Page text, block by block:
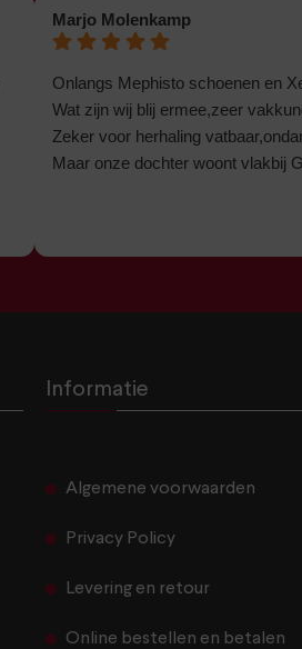
Marjo Molenkamp
Onlangs Mephisto schoenen en
Wat zijn wij blij ermee,zeer
Zeker voor herhaling
Maar onze dochter woont vlakbij
Informatie
Algemene voorwaarden
Privacy Policy
Levering en retour
Online bestellen en betalen